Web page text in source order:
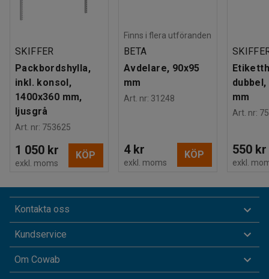
SKIFFER
Packbordshylla,
inkl. konsol,
1400x360 mm,
ljusgrå
Art. nr: 753625
1 050 kr
exkl. moms
KÖP
Finns i flera utföranden
BETA
Avdelare, 90x95
mm
Art. nr: 31248
4 kr
exkl. moms
KÖP
dubbel,
mm
Art. nr:
550 kr
exkl.
Kontakta oss
Kundservice
Om Cowab